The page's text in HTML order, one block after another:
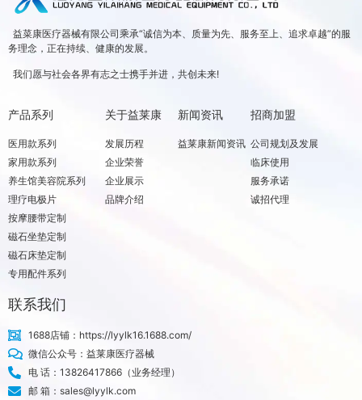
益菜康医疗器械有限公司乘承“诚信为本、质量为先、服务至上、追求卓越”的服
务理念，正在持续、健康的发展。
我们愿与社会各界有志之士携手并进，共创未来!
产品系列
医用款系列
家用款系列
养生馆美容院系列
理疗电极片
按摩腰带定制
磁石坐垫定制
磁石床垫定制
专用配件系列
关于益莱康
发展历程
企业荣誉
企业展示
品牌介绍
新闻资讯
益莱康新闻资讯
招商加盟
公司规划及发展
临床使用
服务承诺
诚招代理
联系我们
1688店铺：https://lyylk16.1688.com/
微信公众号：益莱康医疗器械
电 话：13826417866（业务经理）
邮 箱：sales@lyylk.com